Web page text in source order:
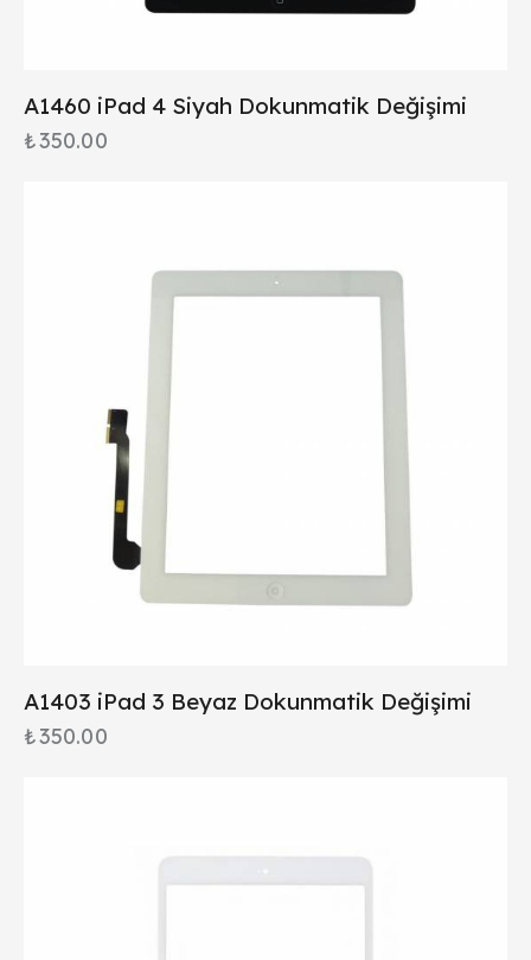
A1460 iPad 4 Siyah Dokunmatik Değişimi
₺350.00
A1403 iPad 3 Beyaz Dokunmatik Değişimi
₺350.00